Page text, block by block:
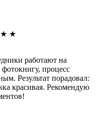
★ ★
работают на
процесс
Результат порадовал:
красивая. Рекомендую